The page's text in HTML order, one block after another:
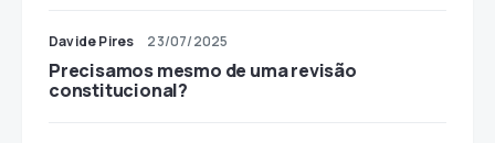
Davide Pires 23/07/2025
Precisamos mesmo de uma revisão
constitucional?